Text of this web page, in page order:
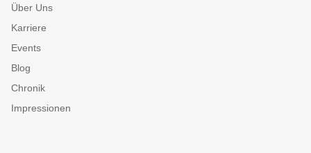
Über Uns
Karriere
Events
Blog
Chronik
Impressionen